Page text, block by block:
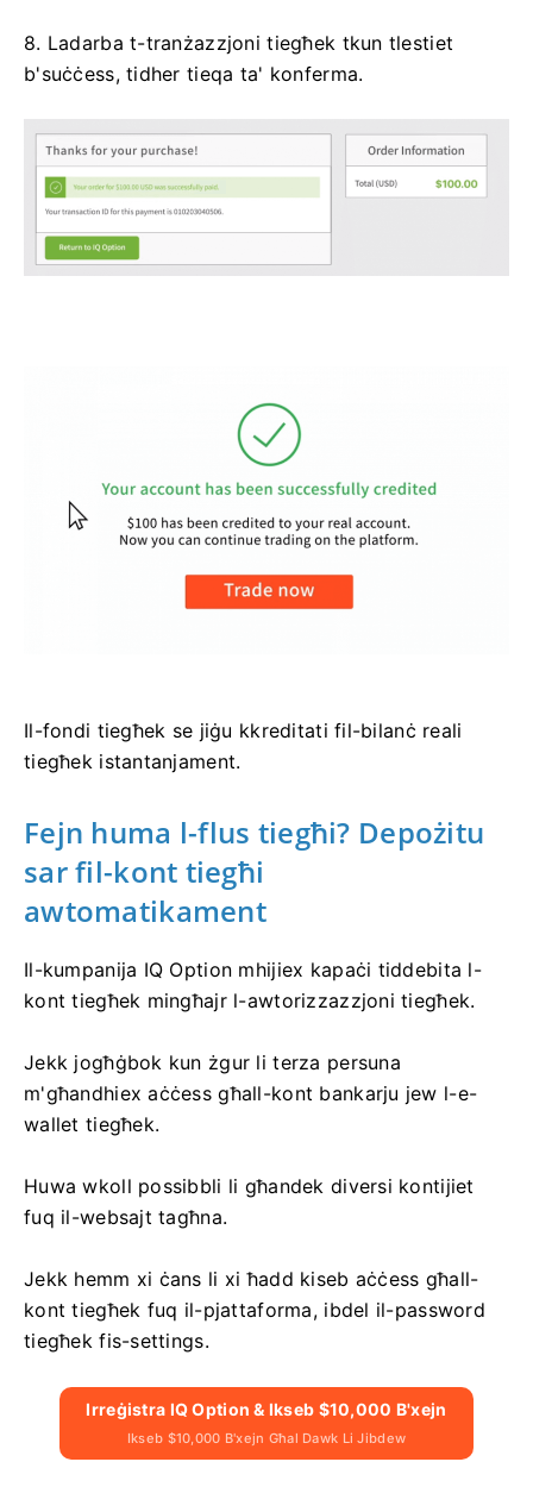
8. Ladarba t-tranżazzjoni tiegħek tkun tlestiet
b'suċċess, tidher tieqa ta' konferma.
Il-fondi tiegħek se jiġu kkreditati fil-bilanċ reali
tiegħek istantanjament.
Fejn huma l-flus tiegħi? Depożitu
sar fil-kont tiegħi
awtomatikament
Il-kumpanija IQ Option mhijiex kapaċi tiddebita l-
kont tiegħek mingħajr l-awtorizzazzjoni tiegħek.
Jekk jogħġbok kun żgur li terza persuna
m'għandhiex aċċess għall-kont bankarju jew l-e-
wallet tiegħek.
Huwa wkoll possibbli li għandek diversi kontijiet
fuq il-websajt tagħna.
Jekk hemm xi ċans li xi ħadd kiseb aċċess għall-
kont tiegħek fuq il-pjattaforma, ibdel il-password
tiegħek fis-settings.
Irreġistra IQ Option & Ikseb $10,000 B'xejn
Ikseb $10,000 B'xejn Għal Dawk Li Jibdew